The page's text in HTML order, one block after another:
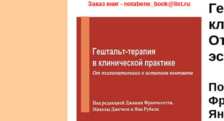
Заказ книг - notabene_book@list.ru